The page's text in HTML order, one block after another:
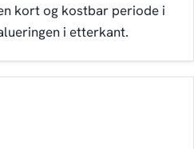
kort og kostbar periode i
i etterkant.